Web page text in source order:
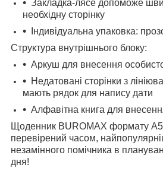
Закладка-лясе допоможе
необхідну сторінку
Індивідуальна упаковка:
Структура внутрішнього блоку:
Аркуш для внесення
Недатовані сторінки з
мають рядок для напису дати
Алфавітна книга для
Щоденник BUROMAX формату А5
перевірений часом,
незамінного помічника в
дня!